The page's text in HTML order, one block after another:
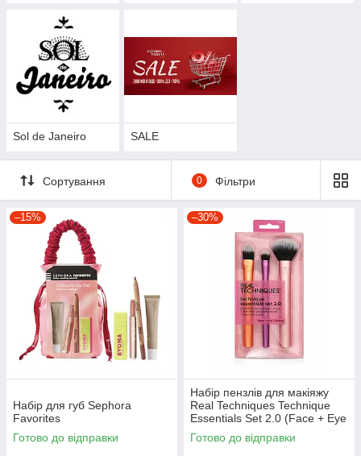
Sol de Janeiro SALE
Сортування 0 Фільтри
–15%
Набір для губ Sephora
Favorites
Готово до відправки
–30%
Набір пензлів для макіяжу
Real Techniques Technique
Essentials Set 2.0 (Face + Eye
+ Cheek)
Готово до відправки